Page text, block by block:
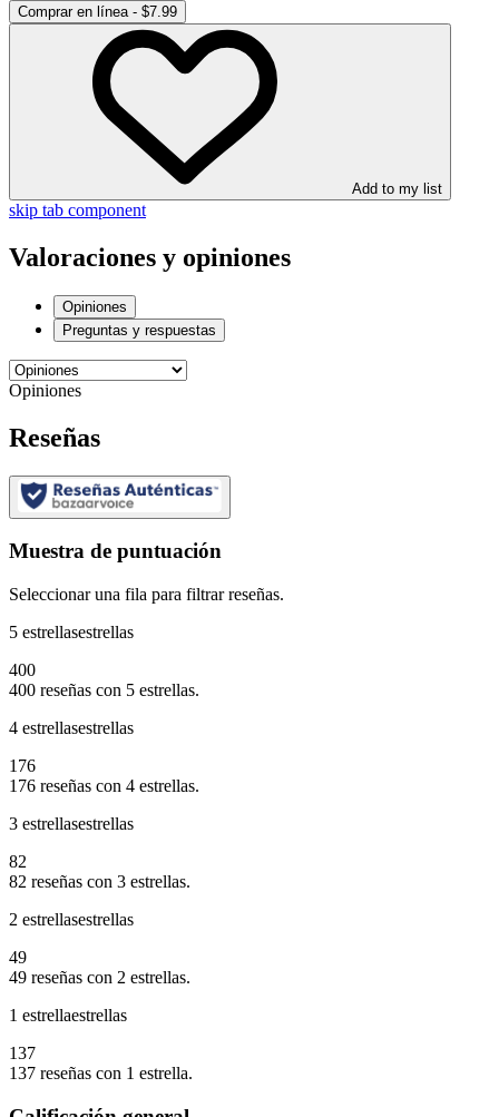
Comprar en línea - $7.99
Add to my list
skip tab component
Valoraciones y opiniones
Opiniones
Preguntas y respuestas
Opiniones
Reseñas
Muestra de puntuación
Seleccionar una fila para filtrar reseñas.
5 estrellasestrellas
400
400 reseñas con 5 estrellas.
4 estrellasestrellas
176
176 reseñas con 4 estrellas.
3 estrellasestrellas
82
82 reseñas con 3 estrellas.
2 estrellasestrellas
49
49 reseñas con 2 estrellas.
1 estrellaestrellas
137
137 reseñas con 1 estrella.